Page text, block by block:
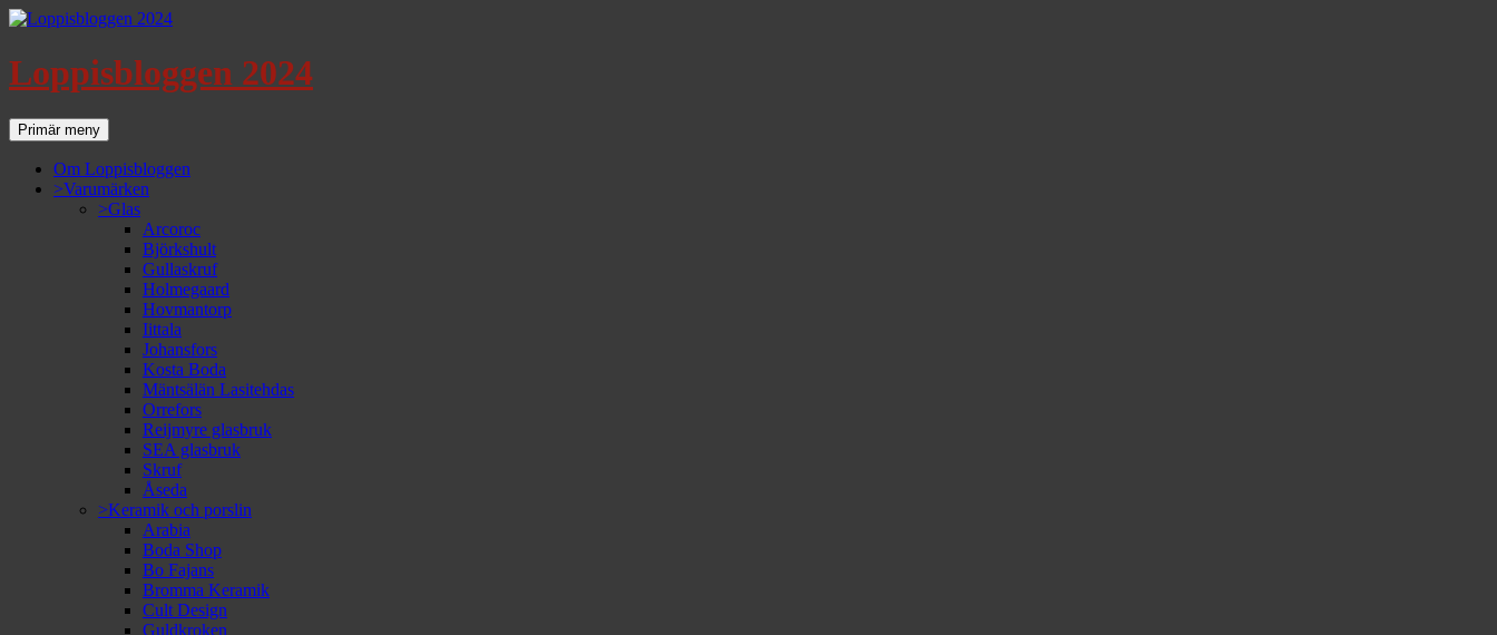
Loppisbloggen 2024
SökPrimär meny
till
innehåll
Om Loppisbloggen
>Varumärken
>Glas
Arcoroc
Björkshult
Gullaskruf
Holmegaard
Hovmantorp
Iittala
Johansfors
Kosta Boda
Mäntsälän Lasitehdas
Orrefors
Reijmyre glasbruk
SEA glasbruk
Skruf
Åseda
>Keramik och porslin
Arabia
Boda Shop
Bo Fajans
Bromma Keramik
Cult Design
Guldkroken